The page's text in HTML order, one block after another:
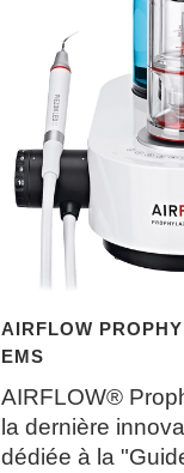
AIRFLOW
EMS
AIRFLOW®
la dernière
dédiée à la